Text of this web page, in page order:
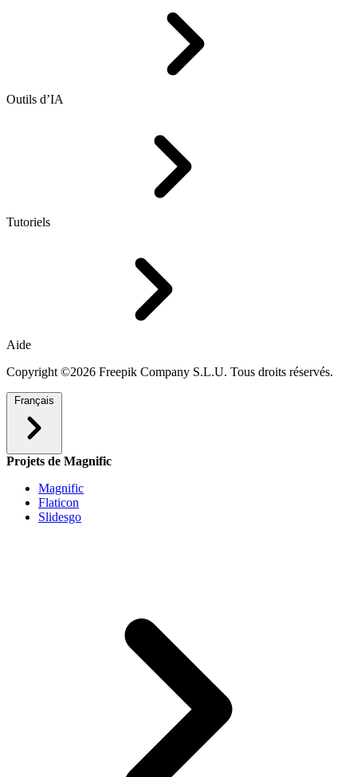
Outils d’IA
Tutoriels
Aide
Copyright ©2026 Freepik Company S.L.U. Tous droits réservés.
Français
Projets de Magnific
Magnific
Flaticon
Slidesgo